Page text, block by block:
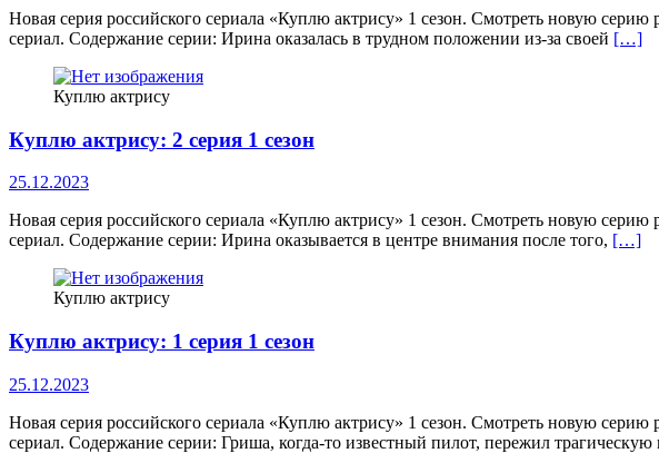
Новая серия российского сериала «Куплю актрису» 1 сезон. Смотреть новую
сериал. Содержание серии: Ирина оказалась в трудном положении из-за своей […]
Куплю актрису
Куплю актрису: 2 серия 1 сезон
25.12.2023
Новая серия российского сериала «Куплю актрису» 1 сезон. Смотреть новую
сериал. Содержание серии: Ирина оказывается в центре внимания после того, […]
Куплю актрису
Куплю актрису: 1 серия 1 сезон
25.12.2023
Новая серия российского сериала «Куплю актрису» 1 сезон. Смотреть новую
сериал. Содержание серии: Гриша, когда-то известный пилот, пережил трагическую